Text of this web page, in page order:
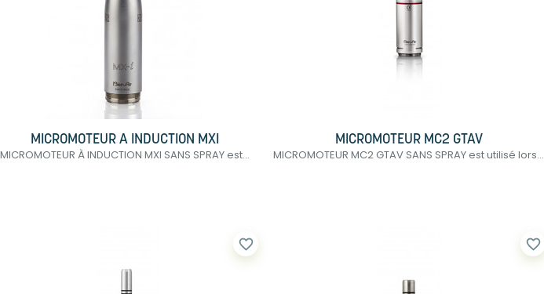
MICROMOTEUR A INDUCTION MXI
MICROMOTEUR À INDUCTION MXI SANS SPRAY est...
MICROMOTEUR MC2 GTAV
MICROMOTEUR MC2 GTAV SANS SPRAY est utilisé lors...
favorite_border favorite_border